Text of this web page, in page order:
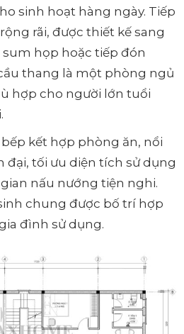
sinh hoạt hàng ngày. Tiếp
rãi, được thiết kế sang
họp hoặc tiếp đón
thang là một phòng ngủ
hợp cho người lớn tuổi
kết hợp phòng ăn, nổi
đại, tối ưu diện tích sử dụng
nấu nướng tiện nghi.
chung được bố trí hợp
đình sử dụng.